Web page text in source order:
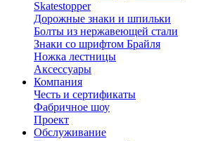
Skatestopper
Дорожные знаки и шпильки
Болты из нержавеющей стали
Знаки со шрифтом Брайля
Ножка лестницы
Аксессуары
Компания
Честь и сертификаты
Фабричное шоу
Проект
Обслуживание